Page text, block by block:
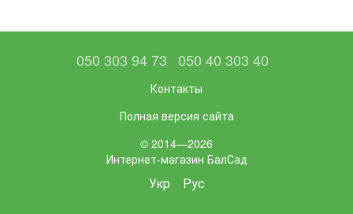
050 303 94 73 050 40 303 40
Контакты
Полная версия сайта
© 2014—2026
Интернет-магазин БалСад
Укр Рус